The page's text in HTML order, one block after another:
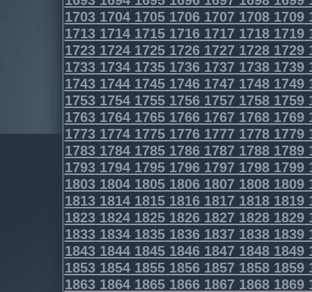
1703170417051706170717081709
1713171417151716171717181719
1723172417251726172717281729
1733173417351736173717381739
1743174417451746174717481749
1753175417551756175717581759
1763176417651766176717681769
1773177417751776177717781779
1783178417851786178717881789
1793179417951796179717981799
1803180418051806180718081809
1813181418151816181718181819
1823182418251826182718281829
1833183418351836183718381839
1843184418451846184718481849
1853185418551856185718581859
1863186418651866186718681869